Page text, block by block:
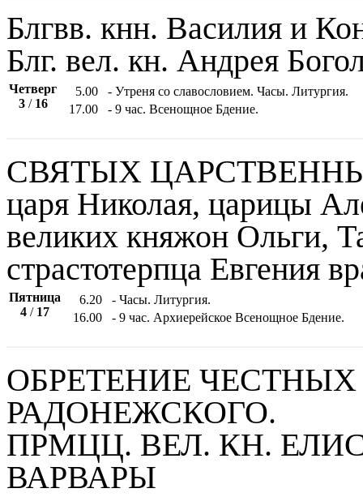
Блгвв. кнн. Василия и
Блг. вел. кн. Андрея
Четверг
3/ 16
5.00
- Утреня со славословием. Часы. Литургия.
17.00
- 9 час. Всенощное Бдение.
СВЯТЫХ
царя Николая, царицы
великих княжон Ольги,
страстотерпца Евгения
Пятница
4 / 17
6.20
- Часы. Литургия.
16.00
- 9 час. Архиерейское Всенощное Бдение.
ОБРЕТЕНИЕ
РАДОНЕЖСКОГО.
ПРМЦЦ. ВЕЛ. КН.
ВАРВАРЫ